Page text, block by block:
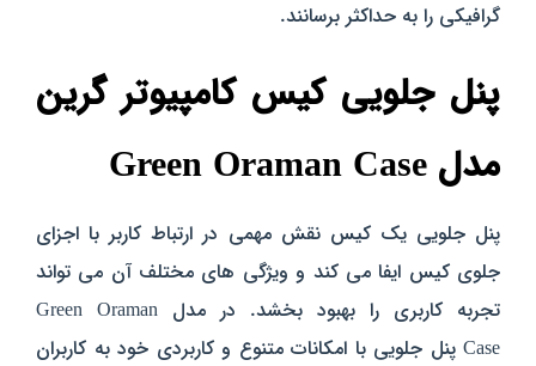
گرافیکی را به حداکثر برسانند.
پنل جلویی کیس کامپیوتر گرین
مدل Green Oraman Case
پنل جلویی یک کیس نقش مهمی در ارتباط کاربر با اجزای
جلوی کیس ایفا می‌ کند و ویژگی‌ های مختلف آن می‌ تواند
تجربه کاربری را بهبود بخشد. در مدل Green Oraman
Case پنل جلویی با امکانات متنوع و کاربردی خود به کاربران